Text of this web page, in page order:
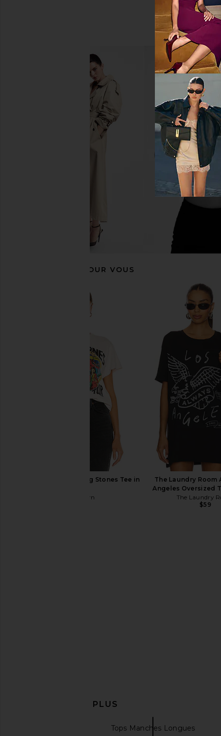
DAYDREAMER Cow Pattern
Horseshoe Meet & Greet Long
Sleeve Top in Light Dusk
Previous price:
DAYDREAMER St.
Lovers Vintage Long
Dirty White
$75
$84
Junk Food Tom Petty Eagle Tee in
Vintage Black
Junk Food
The Laundry Room
Oversized Tee
The Laundry
$59
RECOMMANDÉ POUR VOUS
Madeworn The Rolling Stones Tee in
Madeworn
The Laundry Room
Angeles Oversized
The Laundry
$59
EN DÉCOUVRIR PLUS
Tops Manches Longues